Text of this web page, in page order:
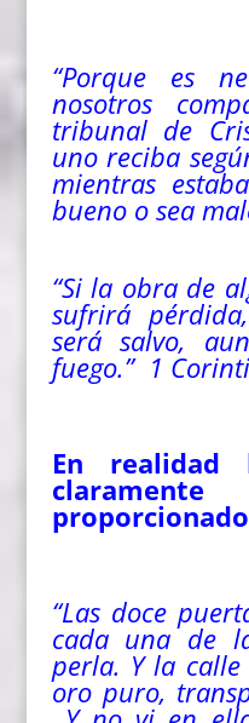
“Porque es
nosotros
tribunal de
uno reciba
mientras
bueno o sea
“Si la obra de
sufrirá
será salvo,
fuego.” 1
En
“Las doce
cada una de
perla. Y la
oro puro,